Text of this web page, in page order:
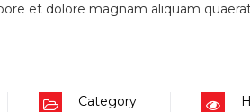
et dolore magnam aliquam
Category